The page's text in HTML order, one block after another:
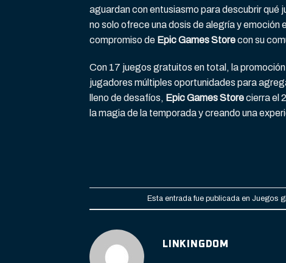
aguardan con entusiasmo para descubrir qué
no solo ofrece una dosis de alegría y
compromiso de Epic Games Storecon su
Con 17 juegos gratuitos en total, la
jugadores múltiples oportunidades para
lleno de desafíos, Epic Games Storecierra el
la magia de la temporada y creando una
Esta entrada fue publicada en Juegos
LINKINGDOM